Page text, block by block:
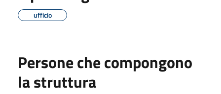
ufficio
Persone che compongono
la struttura